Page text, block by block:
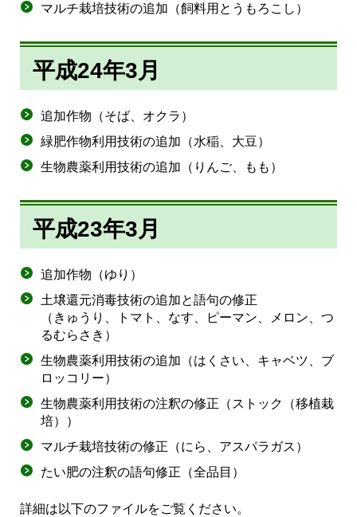
マルチ栽培技術の追加（飼料用とうもろこし）
平成24年3月
追加作物（そば、オクラ）
緑肥作物利用技術の追加（水稲、大豆）
生物農薬利用技術の追加（りんご、もも）
平成23年3月
追加作物（ゆり）
土壌還元消毒技術の追加と語句の修正
（きゅうり、トマト、なす、ピーマン、メロン、つ
るむらさき）
生物農薬利用技術の追加（はくさい、キャベツ、ブ
ロッコリー）
生物農薬利用技術の注釈の修正（ストック（移植栽
培））
マルチ栽培技術の修正（にら、アスパラガス）
たい肥の注釈の語句修正（全品目）
詳細は以下のファイルをご覧ください。